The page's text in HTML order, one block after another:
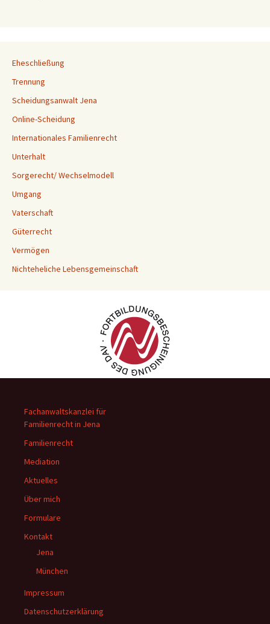
Eheschließung
Trennung
Scheidungsanwalt Jena
Online-Scheidung
Internationales Familienrecht
Unterhalt
Sorgerecht/ Wechselmodell
Umgang
Vaterschaft
Güterrecht
Vermögen
Nichteheliche Lebensgemeinschaft
Fachanwaltskanzlei für
Familienrecht in Jena
Familienrecht
Mediation
Aktuelles
Über mich
Formulare
Kontakt
Jena
München
Impressum
Datenschutzerklärung